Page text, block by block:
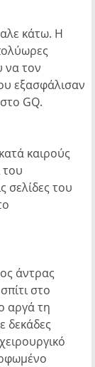
κάτω. Η
να τον
εξασφάλισαν
GQ.
καιρούς
του
σελίδες του
άντρας
στο
αργά τη
δεκάδες